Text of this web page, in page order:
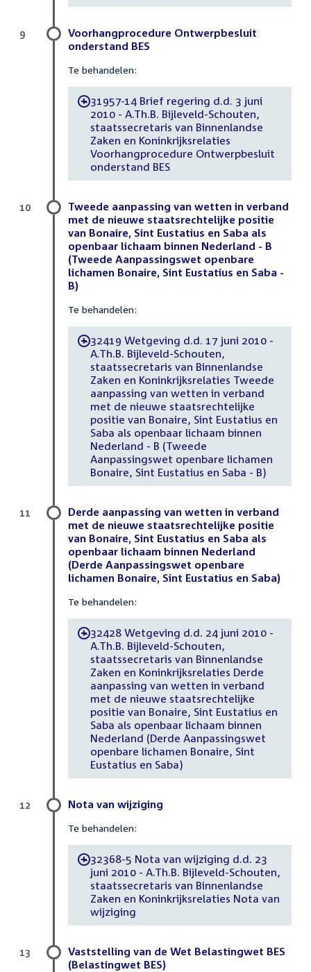
Voorhangprocedure Ontwerpbesluit
onderstand BES
Te behandelen:
-31957-14 Brief regering d.d. 3 juni
2010 - A.Th.B. Bijleveld-Schouten,
staatssecretaris van Binnenlandse
Zaken en Koninkrijksrelaties
Voorhangprocedure Ontwerpbesluit
onderstand BES
9
Tweede aanpassing van wetten in verband
met de nieuwe staatsrechtelijke positie
van Bonaire, Sint Eustatius en Saba als
openbaar lichaam binnen Nederland - B
(Tweede Aanpassingswet openbare
lichamen Bonaire, Sint Eustatius en Saba -
B)
Te behandelen:
-32419 Wetgeving d.d. 17 juni 2010 -
A.Th.B. Bijleveld-Schouten,
staatssecretaris van Binnenlandse
Zaken en Koninkrijksrelaties Tweede
aanpassing van wetten in verband
met de nieuwe staatsrechtelijke
positie van Bonaire, Sint Eustatius en
Saba als openbaar lichaam binnen
Nederland - B (Tweede
Aanpassingswet openbare lichamen
Bonaire, Sint Eustatius en Saba - B)
10
Derde aanpassing van wetten in verband
met de nieuwe staatsrechtelijke positie
van Bonaire, Sint Eustatius en Saba als
openbaar lichaam binnen Nederland
(Derde Aanpassingswet openbare
lichamen Bonaire, Sint Eustatius en Saba)
Te behandelen:
-32428 Wetgeving d.d. 24 juni 2010 -
A.Th.B. Bijleveld-Schouten,
staatssecretaris van Binnenlandse
Zaken en Koninkrijksrelaties Derde
aanpassing van wetten in verband
met de nieuwe staatsrechtelijke
positie van Bonaire, Sint Eustatius en
Saba als openbaar lichaam binnen
Nederland (Derde Aanpassingswet
openbare lichamen Bonaire, Sint
Eustatius en Saba)
11
Nota van wijziging
Te behandelen:
-32368-5 Nota van wijziging d.d. 23
juni 2010 - A.Th.B. Bijleveld-Schouten,
staatssecretaris van Binnenlandse
Zaken en Koninkrijksrelaties Nota van
wijziging
12
Vaststelling van de Wet Belastingwet BES
(Belastingwet BES)
13